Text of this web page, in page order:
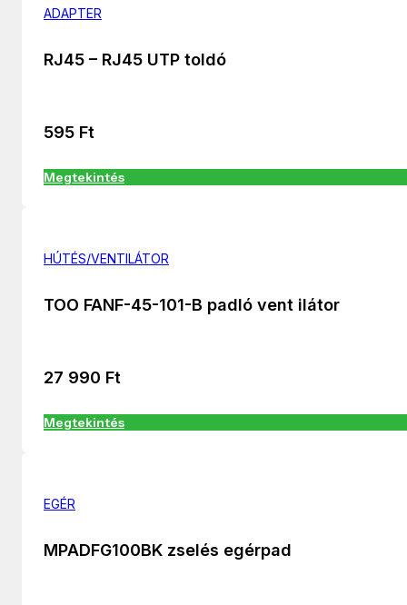
ADAPTER
RJ45 – RJ45 UTP toldó
595 Ft
Megtekintés
HÚTÉS/VENTILÁTOR
TOO FANF-45-101-B padló vent ilátor
27 990 Ft
Megtekintés
EGÉR
MPADFG100BK zselés egérpad